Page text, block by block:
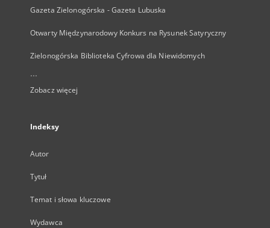
Gazeta Zielonogórska - Gazeta Lubuska
Otwarty Międzynarodowy Konkurs na Rysunek Satyryczny
Zielonogórska Biblioteka Cyfrowa dla Niewidomych
...
Zobacz więcej
Indeksy
Autor
Tytuł
Temat i słowa kluczowe
Wydawca